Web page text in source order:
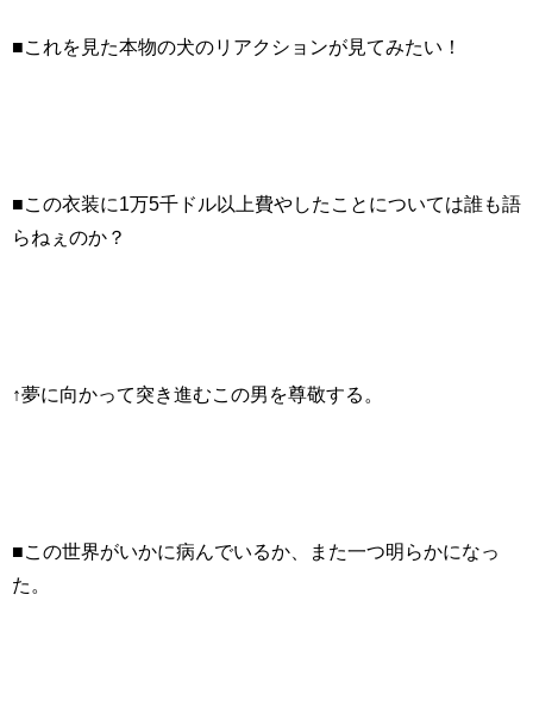
■これを見た本物の犬のリアクションが見てみたい！
■この衣装に1万5千ドル以上費やしたことについては誰も語
らねぇのか？
↑夢に向かって突き進むこの男を尊敬する。
■この世界がいかに病んでいるか、また一つ明らかになっ
た。